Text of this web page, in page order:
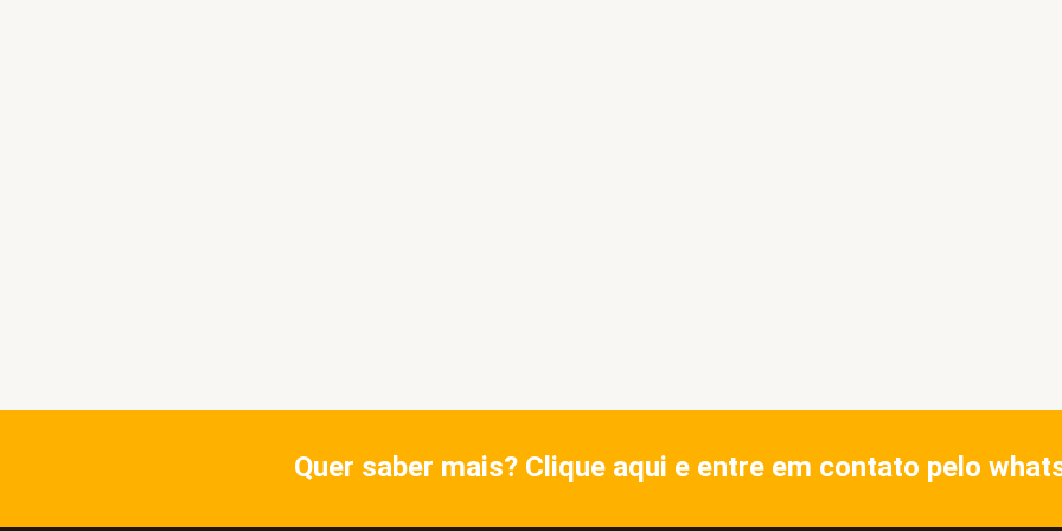
Quer saber mais? Clique aqui e entre em contato pelo